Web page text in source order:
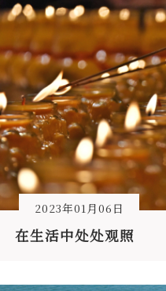
2023年01月06日
在生活中处处观照